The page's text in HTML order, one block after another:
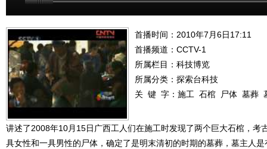
首播时间：2010年7月6日17:11
首播频道： CCTV-1
所属栏目： 科技博览
所属分类：探索台科技
关 键 字： 施工 石棺 尸体 墓葬
讲述了2008年10月15日广西工人们在施工时发现了两个巨大石棺，考
具女性和一具男性的尸体，确定了是明末清初的时期的墓葬，墓主人